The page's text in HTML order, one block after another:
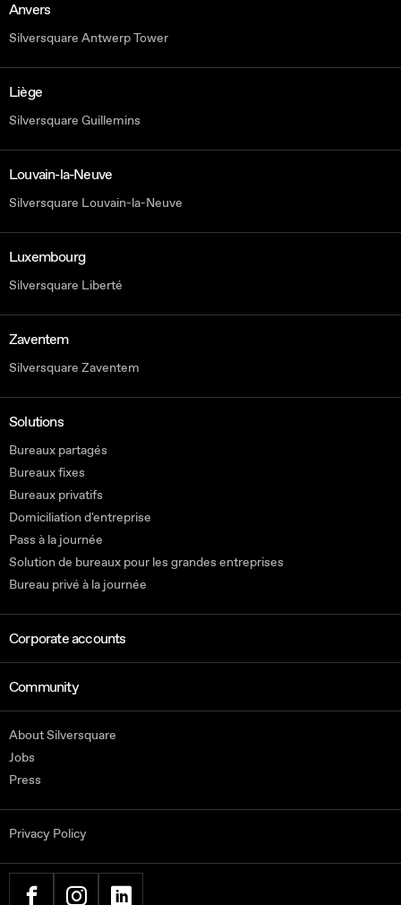
Anvers
Silversquare Antwerp Tower
Liège
Silversquare Guillemins
Louvain-la-Neuve
Silversquare Louvain-la-Neuve
Luxembourg
Silversquare Liberté
Zaventem
Silversquare Zaventem
Solutions
Bureaux partagés
Bureaux fixes
Bureaux privatifs
Domiciliation d'entreprise
Pass à la journée
Solution de bureaux pour les grandes entreprises
Bureau privé à la journée
Corporate accounts
Community
About Silversquare
Jobs
Press
Privacy Policy